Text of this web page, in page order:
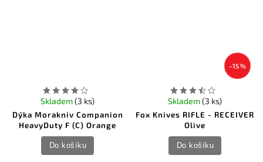
Dýka Morakniv Companion
HeavyDuty F (C) Orange
Skladem(3 ks)
Do košíku
–15 %
Fox Knives RIFLE - RECEIVER
Olive
Skladem(3 ks)
Do košíku